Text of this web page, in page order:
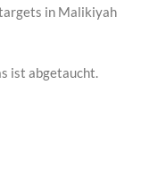
in Malikiyah
ist abgetaucht.